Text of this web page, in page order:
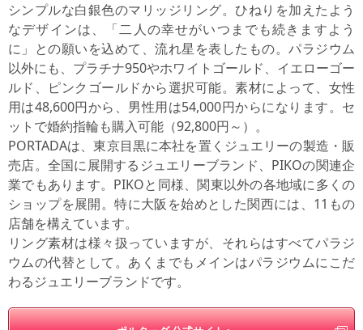
シンプルな白銀色のマリッジリング。ひねりを加えたよう
なデザインは、「二人の幸せがいつまでも続きますよう
に」との願いを込めて、流れ星を表したもの。パラジウム
以外にも、プラチナ950やホワイトゴールド、イエローゴー
ルド、ピンクゴールドから選択可能。素材によって、女性
用は48,600円から、男性用は54,000円からになります。セ
ットで婚約指輪も購入可能（92,800円～）。
PORTADAは、東京目黒に本社を置くジュエリーの製造・販
売店。全国に展開するジュエリーブランド、PIKOの関連企
業でもあります。PIKOと同様、関東以外の各地域に多くの
ショップを展開。特に大阪を始めとした関西には、11もの
店舗を構えています。
リング素材は様々扱っていますが、それらはすべてパラジ
ウムの代替として。あくまでもメインはパラジウムにこだ
わるジュエリーブランドです。